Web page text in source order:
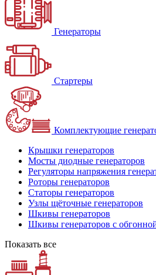
Генераторы
Стартеры
Комплектующие
Крышки генераторов
Мосты диодные генераторов
Регуляторы напряжения
Роторы генераторов
Статоры генераторов
Узлы щёточные генераторов
Шкивы генераторов
Шкивы генераторов с
Показать все